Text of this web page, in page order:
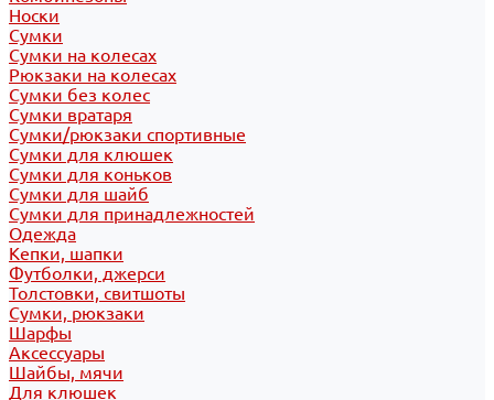
Носки
Сумки
Сумки на колесах
Рюкзаки на колесах
Сумки без колес
Сумки вратаря
Сумки/рюкзаки спортивные
Сумки для клюшек
Сумки для коньков
Сумки для шайб
Сумки для принадлежностей
Одежда
Кепки, шапки
Футболки, джерси
Толстовки, свитшоты
Сумки, рюкзаки
Шарфы
Аксессуары
Шайбы, мячи
Для клюшек